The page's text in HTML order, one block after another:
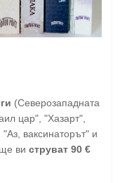
(Северозападната
цар", "Хазарт",
ваксинаторът" и
ви струват 90 €